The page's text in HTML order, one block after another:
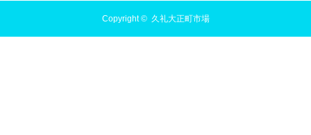
Copyright © 久礼大正町市場